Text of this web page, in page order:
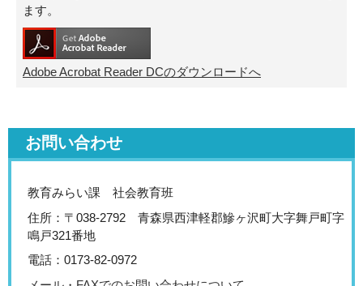
ます。
Adobe Acrobat Reader DCのダウンロードへ
お問い合わせ
教育みらい課 社会教育班
住所：〒038-2792 青森県西津軽郡鰺ヶ沢町大字舞戸町字
鳴戸321番地
電話：0173-82-0972